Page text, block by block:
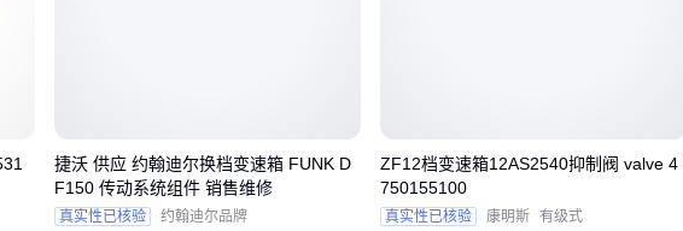
模块也要相应升级。
实际选型时建议对照三个维度：
捷沃 供应 约翰迪尔换档变速箱 FUNK D
F150 传动系统组件 销售维修
真实性已核验 约翰迪尔品牌
ZF12档变速箱12AS2540抑制阀 valve 4
750155100
真实性已核验 康明斯 有级式